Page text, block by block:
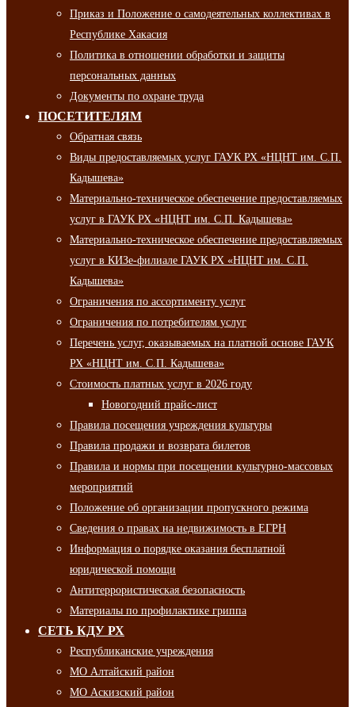
Приказ и Положение о самодеятельных коллективах в
Республике Хакасия
Политика в отношении обработки и защиты
персональных данных
Документы по охране труда
ПОСЕТИТЕЛЯМ
Обратная связь
Виды предоставляемых услуг ГАУК РХ «НЦНТ им. С.П.
Кадышева»
Материально-техническое обеспечение предоставляемых
услуг в ГАУК РХ «НЦНТ им. С.П. Кадышева»
Материально-техническое обеспечение предоставляемых
услуг в КИЗе-филиале ГАУК РХ «НЦНТ им. С.П.
Кадышева»
Ограничения по ассортименту услуг
Ограничения по потребителям услуг
Перечень услуг, оказываемых на платной основе ГАУК
РХ «НЦНТ им. С.П. Кадышева»
Стоимость платных услуг в 2026 году
Новогодний прайс-лист
Правила посещения учреждения культуры
Правила продажи и возврата билетов
Правила и нормы при посещении культурно-массовых
мероприятий
Положение об организации пропускного режима
Сведения о правах на недвижимость в ЕГРН
Информация о порядке оказания бесплатной
юридической помощи
Антитеррористическая безопасность
Материалы по профилактике гриппа
СЕТЬ КДУ РХ
Республиканские учреждения
МО Алтайский район
МО Аскизский район